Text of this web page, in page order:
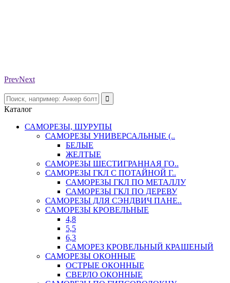
PrevNext
Каталог
САМОРЕЗЫ, ШУРУПЫ
САМОРЕЗЫ УНИВЕРСАЛЬНЫЕ (..
БЕЛЫЕ
ЖЕЛТЫЕ
САМОРЕЗЫ ШЕСТИГРАННАЯ ГО..
САМОРЕЗЫ ГКЛ С ПОТАЙНОЙ Г..
САМОРЕЗЫ ГКЛ ПО МЕТАЛЛУ
САМОРЕЗЫ ГКЛ ПО ДЕРЕВУ
САМОРЕЗЫ ДЛЯ СЭНДВИЧ ПАНЕ..
САМОРЕЗЫ КРОВЕЛЬНЫЕ
4,8
5,5
6,3
САМОРЕЗ КРОВЕЛЬНЫЙ КРАШЕНЫЙ
САМОРЕЗЫ ОКОННЫЕ
ОСТРЫЕ ОКОННЫЕ
СВЕРЛО ОКОННЫЕ